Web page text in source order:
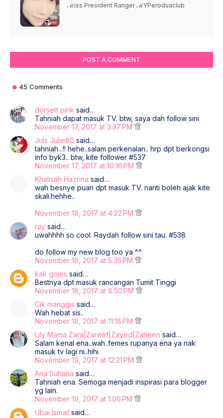
ℳiss President Ranger ℳYPeroduaclub
POST A COMMENT
45 Comments
dorsett pink said…
Tahniah dapat masuk TV. btw, saya dah follow sini
November 17, 2017 at 3:37 PM
Juls Julie80 said…
tahniah...!! hehe..salam perkenalan.. hrp dpt berkongsi
info byk3.. btw, kite follower #537
November 17, 2017 at 10:16 PM
Khalisah Hazrina said…
wah besnye puan dpt masuk TV. nanti boleh ajak kite
skali.hehhe..
November 18, 2017 at 4:22 PM
ray said…
uwahhhh so cool. Raydah follow sini tau. #538
do follow my new blog too ya ^^
November 18, 2017 at 5:35 PM
kak gojes said…
Bestnya dpt masuk rancangan Tumit Tinggi
November 18, 2017 at 8:50 PM
Cik manggis said…
Wah hebat sis..
November 18, 2017 at 11:18 PM
Lily Mama Zara|Zareef|Zayed|Zaheen said…
Salam kenal ena..wah..femes rupanya ena ya nak
masuk tv lagi ni..hihi
November 19, 2017 at 12:21 PM
Ana Suhana said…
Tahniah ena. Semoga menjadi inspirasi para blogger
yg lain.
November 19, 2017 at 1:06 PM
Ubai Ismail said…